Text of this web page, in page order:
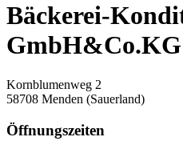
Bäckerei-
Kornblumenweg 2
58708 Menden (Sauerland)
Öffnungszeiten